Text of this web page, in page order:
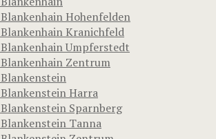
Hohenfelden
Kranichfeld
Umpferstedt
Zentrum
Harra
Sparnberg
Tanna